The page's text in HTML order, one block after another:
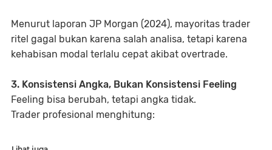
Menurut laporan JP Morgan (2024), mayoritas trader
ritel gagal bukan karena salah analisa, tetapi karena
kehabisan modal terlalu cepat akibat overtrade.
3. Konsistensi Angka, Bukan Konsistensi Feeling
Feeling bisa berubah, tetapi angka tidak.
Trader profesional menghitung: